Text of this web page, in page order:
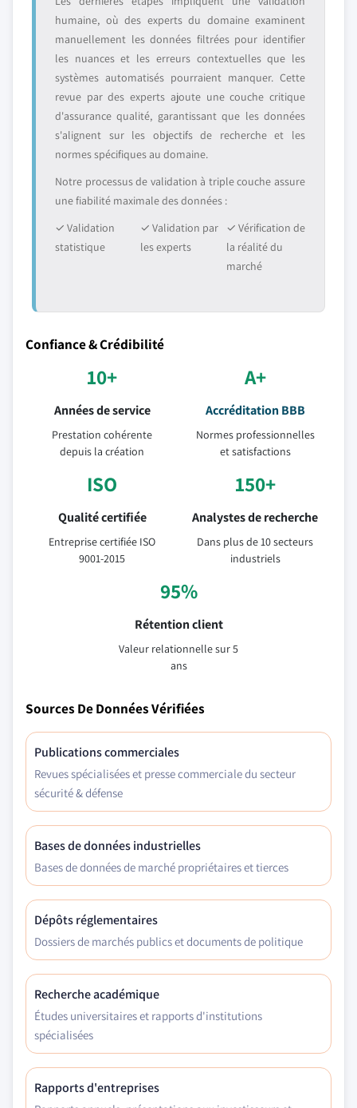
humaine, où des experts du domaine examinent
manuellement les données filtrées pour identifier
les nuances et les erreurs contextuelles que les
systèmes automatisés pourraient manquer. Cette
revue par des experts ajoute une couche critique
d'assurance qualité, garantissant que les données
s'alignent sur les objectifs de recherche et les
normes spécifiques au domaine.
Notre processus de validation à triple couche assure
une fiabilité maximale des données :
✓ Validation
statistique
✓ Validation par
les experts
✓ Vérification de
la réalité du
marché
Confiance & Crédibilité
10+
Années de service
Prestation cohérente
depuis la création
A+
Accréditation BBB
Normes professionnelles
et satisfactions
ISO
Qualité certifiée
Entreprise certifiée ISO
9001-2015
150+
Analystes de recherche
Dans plus de 10 secteurs
industriels
95%
Rétention client
Valeur relationnelle sur 5
ans
Sources De Données Vérifiées
Publications commerciales
Revues spécialisées et presse commerciale du secteur
sécurité & défense
Bases de données industrielles
Bases de données de marché propriétaires et tierces
Dépôts réglementaires
Dossiers de marchés publics et documents de politique
Recherche académique
Études universitaires et rapports d'institutions
spécialisées
Rapports d'entreprises